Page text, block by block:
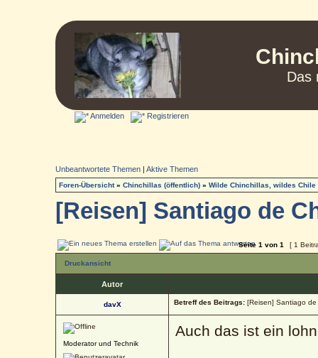
Das
Anmelden Registrieren
Unbeantwortete Themen |Aktive Themen
Foren-Übersicht»Chinchillas (öffentlich) »Wilde Chinchillas, wildes Chile
[Reisen] Santiago de
Seite1 von1 [ 1
Druckansicht
Autor
davX Betreff des Beitrags: [Reisen] Santiago de
Moderator und Technik
Auch das ist ein